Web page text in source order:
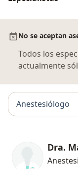
No se aceptan
Todos los
actualmente
Anestesiólogo
Dra.